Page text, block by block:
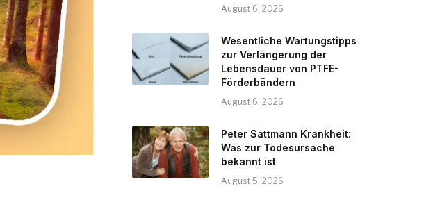
August 6, 2026
Wesentliche Wartungstipps
zur Verlängerung der
Lebensdauer von PTFE-
Förderbändern
August 6, 2026
Peter Sattmann Krankheit:
Was zur Todesursache
bekannt ist
August 5, 2026